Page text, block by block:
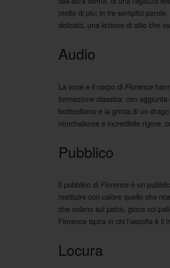
molto di più: in tre semplici
delicato, una lezione di stile che
Audio
La voce e il corpo di Florence
formazione classica, con
botticelliano e la grinta di un
nonchalance e incredibile rigore,
Pubblico
Il pubblico di Florence è un
restituire con calore quello che
che volano sul palco, gioca coi
Florence ispira in chi l’ascolta è il
Locura